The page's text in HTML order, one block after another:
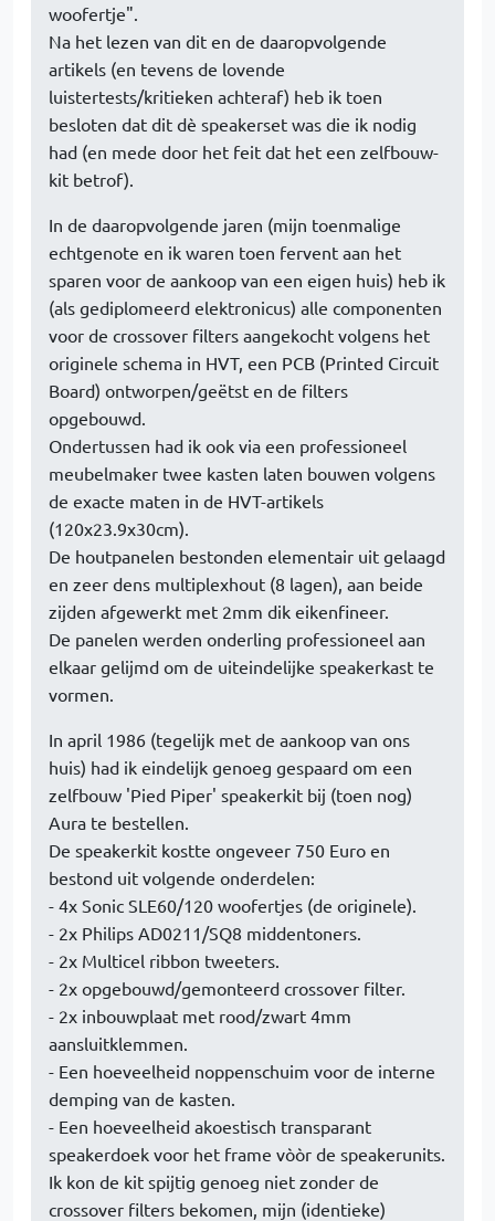
woofertje".
Na het lezen van dit en de daaropvolgende
artikels (en tevens de lovende
luistertests/kritieken achteraf) heb ik toen
besloten dat dit dè speakerset was die ik nodig
had (en mede door het feit dat het een zelfbouw-
kit betrof).
In de daaropvolgende jaren (mijn toenmalige
echtgenote en ik waren toen fervent aan het
sparen voor de aankoop van een eigen huis) heb ik
(als gediplomeerd elektronicus) alle componenten
voor de crossover filters aangekocht volgens het
originele schema in HVT, een PCB (Printed Circuit
Board) ontworpen/geëtst en de filters
opgebouwd.
Ondertussen had ik ook via een professioneel
meubelmaker twee kasten laten bouwen volgens
de exacte maten in de HVT-artikels
(120x23.9x30cm).
De houtpanelen bestonden elementair uit gelaagd
en zeer dens multiplexhout (8 lagen), aan beide
zijden afgewerkt met 2mm dik eikenfineer.
De panelen werden onderling professioneel aan
elkaar gelijmd om de uiteindelijke speakerkast te
vormen.
In april 1986 (tegelijk met de aankoop van ons
huis) had ik eindelijk genoeg gespaard om een
zelfbouw 'Pied Piper' speakerkit bij (toen nog)
Aura te bestellen.
De speakerkit kostte ongeveer 750 Euro en
bestond uit volgende onderdelen:
- 4x Sonic SLE60/120 woofertjes (de originele).
- 2x Philips AD0211/SQ8 middentoners.
- 2x Multicel ribbon tweeters.
- 2x opgebouwd/gemonteerd crossover filter.
- 2x inbouwplaat met rood/zwart 4mm
aansluitklemmen.
- Een hoeveelheid noppenschuim voor de interne
demping van de kasten.
- Een hoeveelheid akoestisch transparant
speakerdoek voor het frame vòòr de speakerunits.
Ik kon de kit spijtig genoeg niet zonder de
crossover filters bekomen, mijn (identieke)